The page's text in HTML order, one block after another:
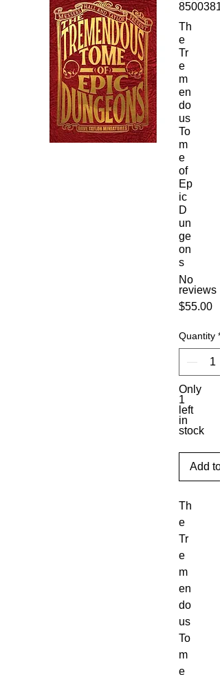
Th
e
Tr
e
m
en
do
us
To
m
e
of
Ep
ic
D
un
ge
on
s
No
reviews
$55.00
Quantity *
Only
1
left
in
stock
Add
Th
e
Tr
e
m
en
do
us
To
m
e